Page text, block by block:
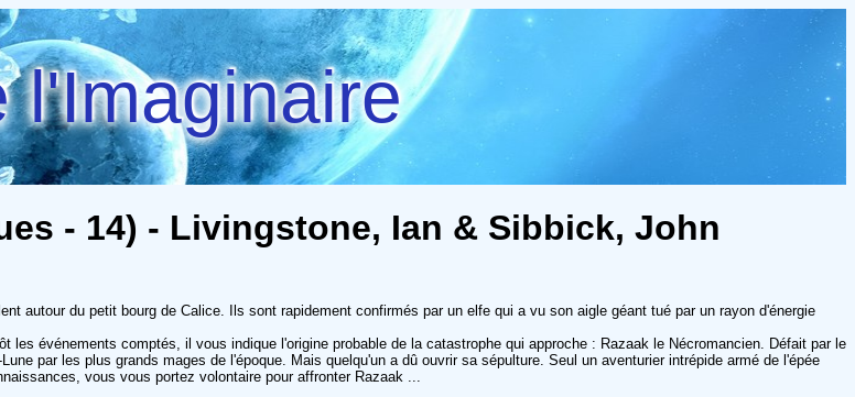
l'Imaginaire
- 14) - Livingstone, Ian & Sibbick, John
autour du petit bourg de Calice. Ils sont rapidement confirmés par un elfe qui a vu son aigle géant tué par un rayon d'énergie
événements comptés, il vous indique l'origine probable de la catastrophe qui approche : Razaak le Nécromancien. Défait par le
par les plus grands mages de l'époque. Mais quelqu'un a dû ouvrir sa sépulture. Seul un aventurier intrépide armé de l'épée
vous vous portez volontaire pour affronter Razaak ...